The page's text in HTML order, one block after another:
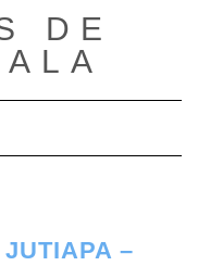
DE
modo de navegación
–